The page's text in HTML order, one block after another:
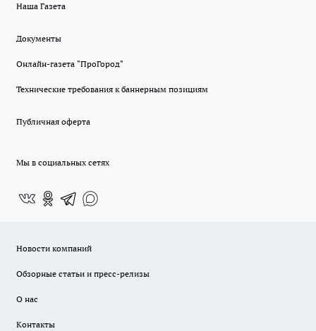
Наша Газета
Документы
Онлайн-газета "ПроГород"
Технические требования к баннерным позициям
Публичная оферта
Мы в социальных сетях
Новости компаний
Обзорные статьи и пресс-релизы
О нас
Контакты